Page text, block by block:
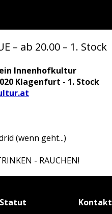
– ab 20.00 – 1. Stock
Innenhofkultur
Klagenfurt - 1. Stock
(wenn geht...)
- RAUCHEN!
Statut Kontakt